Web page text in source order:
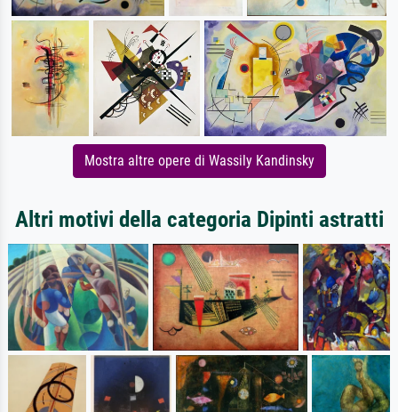
Mostra altre opere di Wassily Kandinsky
Altri motivi della categoria Dipinti astratti